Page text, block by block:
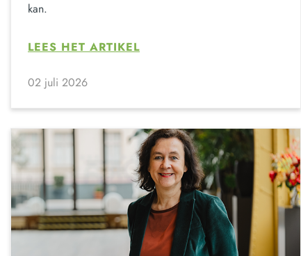
kan.
LEES HET ARTIKEL
02 juli 2026